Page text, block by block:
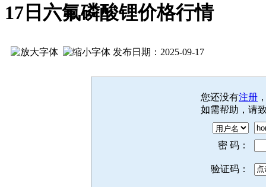
17日六氟磷酸锂价格行情
发布日期：2025-09-17
您还没有注册
如需帮助，请
密 码：
验证码：